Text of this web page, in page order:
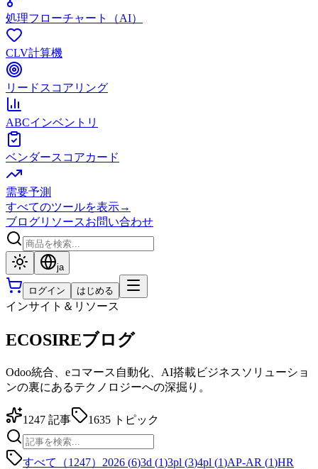
処理フローチャート（AI）
CLV計算機
リードスコアリング
ABCインベントリ
ベンダースコアカード
需要予測
すべてのツールを表示→
ブログリソースお問い合わせ
ja
ログイン はじめる
インサイト＆リソース
ECOSIREブログ
Odoo統合、eコマース自動化、AI搭載ビジネスソリューショ
ンの裏にあるテクノロジーへの深掘り。
1247 記事 1635 トピック
すべて（1247） 2026 (6)3d (1)3pl (3)4pl (1)AP-AR (1)HR